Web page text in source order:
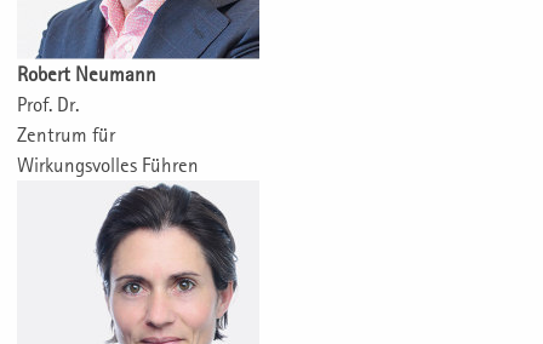
Robert Neumann
Prof. Dr.
Zentrum für
Wirkungsvolles Führen